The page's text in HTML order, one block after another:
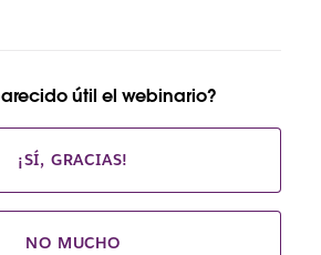
útil el webinario?
¡SÍ, GRACIAS!
NO MUCHO